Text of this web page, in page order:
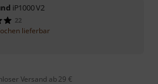
iP1000 V2
22
lieferbar
Versand ab 29 €